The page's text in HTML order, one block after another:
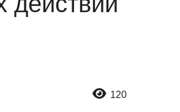
120